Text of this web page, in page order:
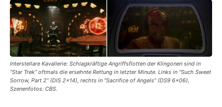
Interstellare Kavallerie: Schlagkräftige Angriffsflotten der Klingonen sind in
“Star Trek” oftmals die ersehnte Rettung in letzter Minute. Links in “Such Sweet
Sorrow, Part 2” (DIS 2×14), rechts in “Sacrifice of Angels” (DS9 6×06),
Szenenfotos: CBS.